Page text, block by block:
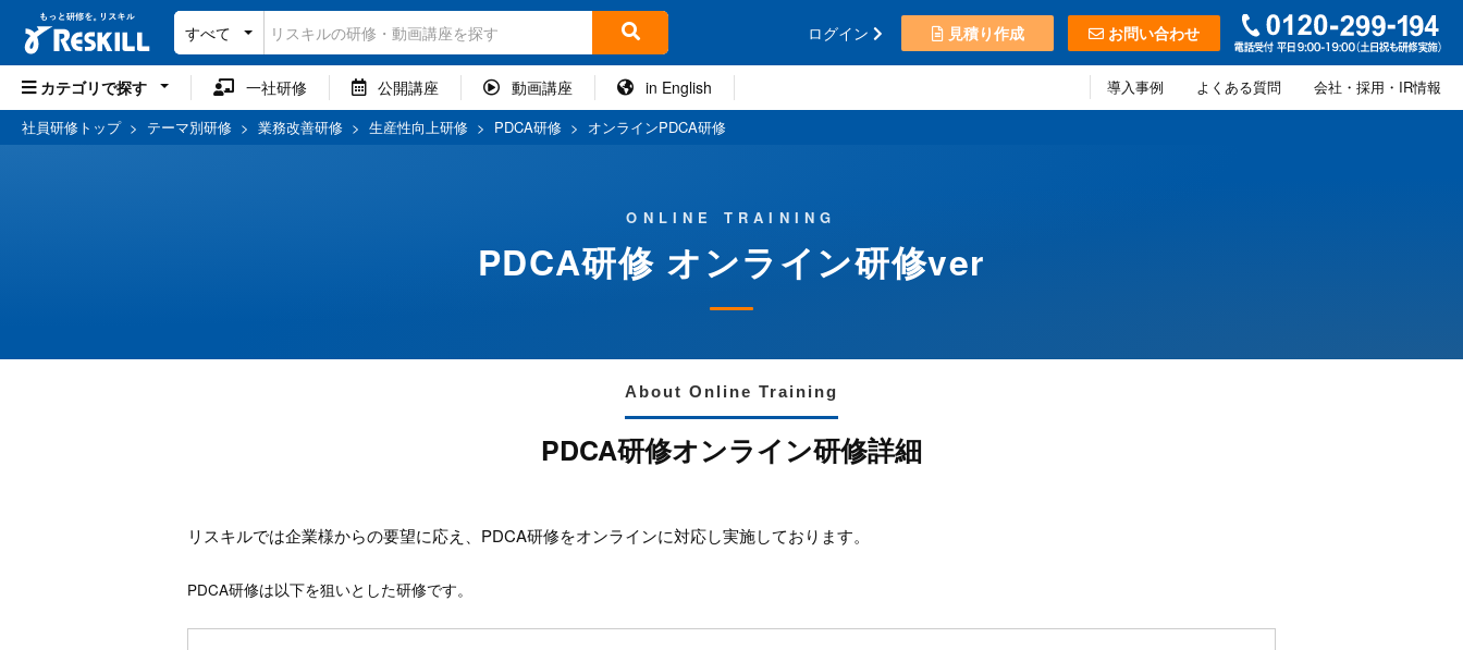
すべて ログイン 見積り作成 お問い合わせ
カテゴリで探す 一社研修 公開講座 動画講座 in English 導入事例 よくある質問
会社・採用・IR情報
社員研修トップ> テーマ別研修 > 業務改善研修 > 生産性向上研修 > PDCA研修 > オンラインPDCA研修
ONLINE TRAINING
PDCA研修 オンライン研修ver
About Online Training
PDCA研修オンライン研修詳細
リスキルでは企業様からの要望に応え、PDCA研修をオンラインに対応し実施しております。
PDCA研修は以下を狙いとした研修です。